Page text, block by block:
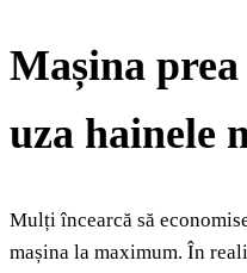
Mașina
uza hainele
Mulți încearcă să
mașina la maximum. În